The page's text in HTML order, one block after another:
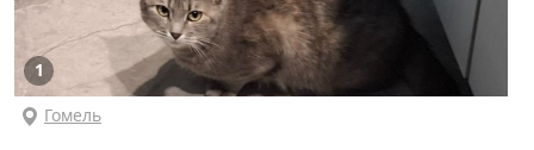
1
Гомель